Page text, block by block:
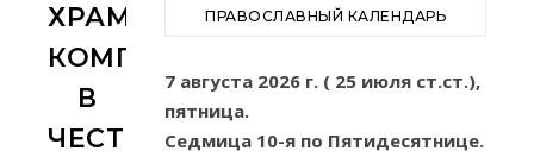
ХРАМОВЫЙ
КОМПЛЕКС
В
ЧЕСТЬ
ПРАВОСЛАВНЫЙ КАЛЕНДАРЬ
7 августа 2026 г. ( 25 июля ст.ст.),
пятница.
Седмица 10-я по Пятидесятнице.